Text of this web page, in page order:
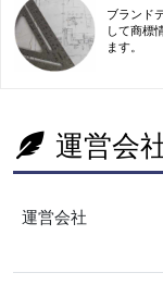
ブランド
して商標
ます。
運営会
運営会社